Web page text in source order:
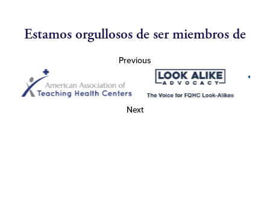
Estamos orgullosos de ser miembros de
Previous
Next